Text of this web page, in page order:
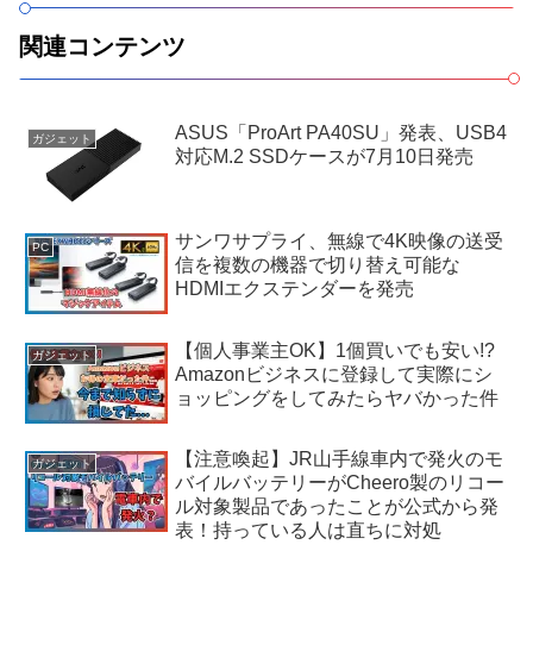
関連コンテンツ
ガジェット
ASUS「ProArt PA40SU」発表、USB4
対応M.2 SSDケースが7月10日発売
PC
サンワサプライ、無線で4K映像の送受
信を複数の機器で切り替え可能な
HDMIエクステンダーを発売
ガジェット
【個人事業主OK】1個買いでも安い!?
Amazonビジネスに登録して実際にシ
ョッピングをしてみたらヤバかった件
ガジェット
【注意喚起】JR山手線車内で発火のモ
バイルバッテリーがCheero製のリコー
ル対象製品であったことが公式から発
表！持っている人は直ちに対処